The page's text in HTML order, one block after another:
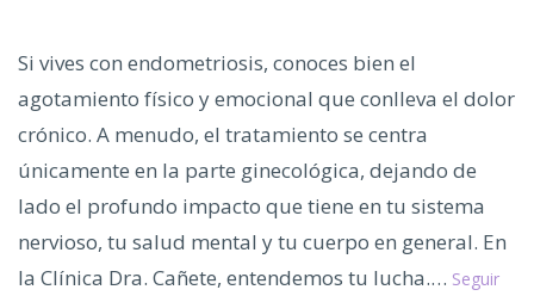
Si vives con endometriosis, conoces bien el
agotamiento físico y emocional que conlleva el dolor
crónico. A menudo, el tratamiento se centra
únicamente en la parte ginecológica, dejando de
lado el profundo impacto que tiene en tu sistema
nervioso, tu salud mental y tu cuerpo en general. En
la Clínica Dra. Cañete, entendemos tu lucha.… Seguir